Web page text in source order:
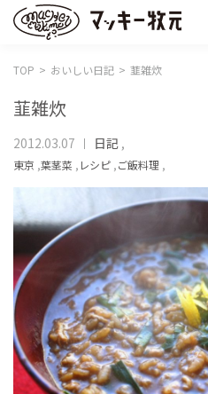
TOP おいしい日記 韮雑炊
韮雑炊
2012.03.07 日記 ,
東京 ,葉茎菜 , レシピ ,ご飯料理 ,